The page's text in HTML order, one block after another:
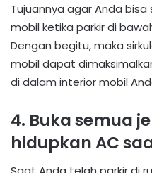
Tujuannya agar Anda
mobil ketika parkir di
Dengan begitu, maka
mobil dapat
di dalam interior mobil
4. Buka semua
hidupkan AC